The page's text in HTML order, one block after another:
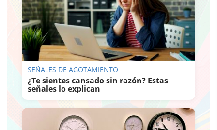
SEÑALES DE AGOTAMIENTO
¿Te sientes cansado sin razón? Estas
señales lo explican